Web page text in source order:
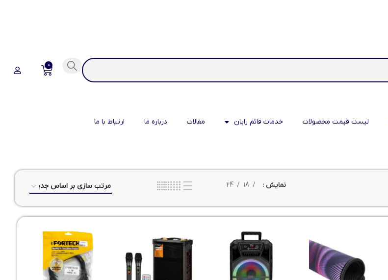
0
لیست قیمت محصولات خدمات قائم رایان مقالات درباره ما ارتباط با ما
نمایش 18
24